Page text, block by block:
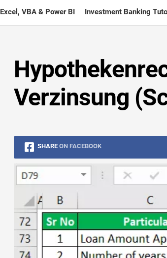
Excel, VBA & Power BI Investment Banking
Verzinsung
SHARE ON FACEBOOK